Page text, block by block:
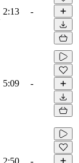
2:13 -
5:09 -
2:50 -